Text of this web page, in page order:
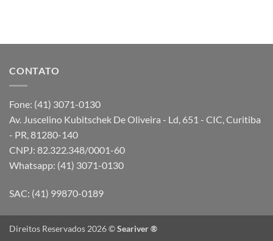
CONTATO
Fone: (41) 3071-0130
Av. Juscelino Kubitschek De Oliveira - Ld, 651 - CIC, Curitiba
- PR, 81280-140
CNPJ: 82.322.348/0001-60
Whatsapp: (41) 3071-0130
SAC: (41) 99870-0189
Direitos Reservados 2026 ©Seariver ®